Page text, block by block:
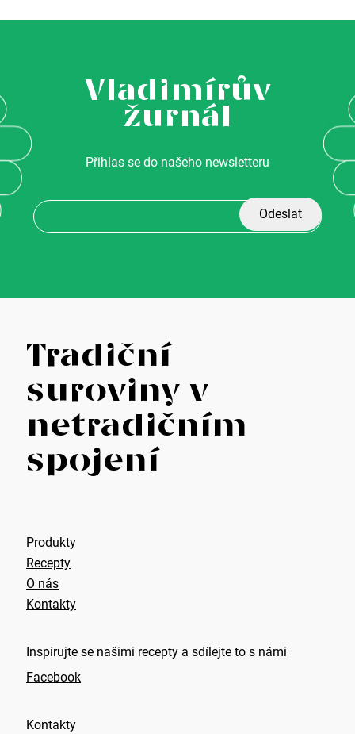
Vladimírův
žurnál
Přihlas se do našeho newsletteru
Z
á
p
a
Tradiční
suroviny v
netradičním
spojení
Produkty
Recepty
O nás
Kontakty
Inspirujte se našimi recepty a sdílejte to s námi
Facebook
Kontakty